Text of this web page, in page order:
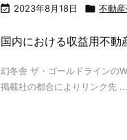
 2023年8月18日  不動
国内における収益用不動
幻冬舎 ザ・ゴールドラインの
掲載社の都合によりリンク先 ...